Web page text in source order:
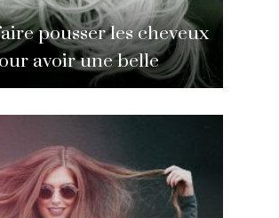
pousser les cheveux
avoir une belle